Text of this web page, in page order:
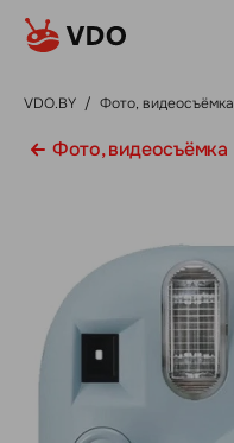
VDO.BY / Фото, видеосъёмка
Фото, видеосъёмка